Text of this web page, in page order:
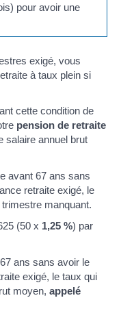
pour avoir une
exigé, vous
à taux plein si
cette condition de
pension de retraite
salaire annuel brut
avant 67 ans sans
retraite exigé, le
trimestre manquant.
(50 x 1,25 %) par
ans sans avoir le
exigé, le taux qui
moyen,appelé